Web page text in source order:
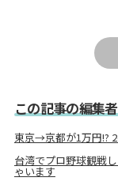
この記事の編集
東京→京都が1万円!?
台湾でプロ野球観戦
ゃいます